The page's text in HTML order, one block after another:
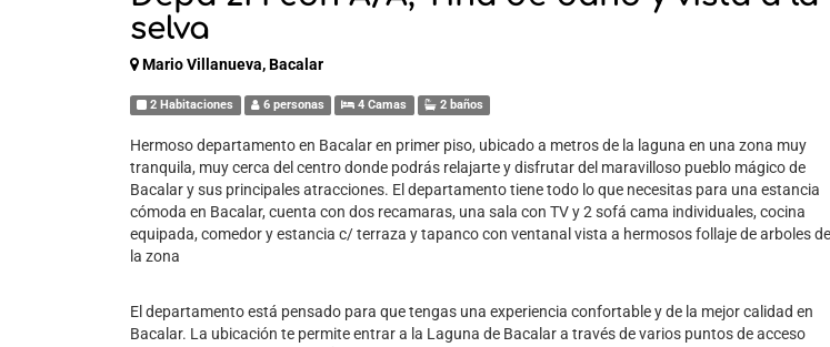
selva
Mario Villanueva, Bacalar
2 Habitaciones 6 personas 4 Camas 2 baños
Hermoso departamento en Bacalar en primer piso, ubicado a metros de la laguna en una zona muy
tranquila, muy cerca del centro donde podrás relajarte y disfrutar del maravilloso pueblo mágico de
Bacalar y sus principales atracciones. El departamento tiene todo lo que necesitas para una estancia
cómoda en Bacalar, cuenta con dos recamaras, una sala con TV y 2 sofá cama individuales, cocina
equipada, comedor y estancia c/ terraza y tapanco con ventanal vista a hermosos follaje de arboles de
la zona
El departamento está pensado para que tengas una experiencia confortable y de la mejor calidad en
Bacalar. La ubicación te permite entrar a la Laguna de Bacalar a través de varios puntos de acceso